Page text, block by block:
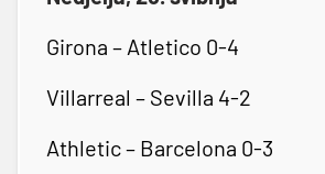
Girona – Atletico 0-4
Villarreal – Sevilla 4-2
Athletic – Barcelona 0-3